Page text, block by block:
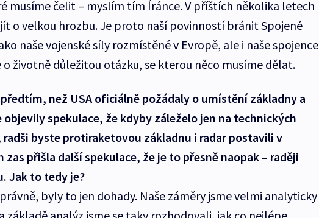
musíme čelit – myslím tím Íránce. V příštích několika letech
o velkou hrozbu. Je proto naší povinností bránit Spojené
naše vojenské síly rozmístěné v Evropě, ale i naše spojence
o životně důležitou otázku, se kterou něco musíme dělat.
než USA oficiálně požádaly o umístění základny a
objevily spekulace, že kdyby záleželo jen na technických
radši byste protiraketovou základnu i radar postavili v
zas přišla další spekulace, že je to přesně naopak – raději
Jak to tedy je?
byly to jen dohady. Naše záměry jsme velmi analyticky